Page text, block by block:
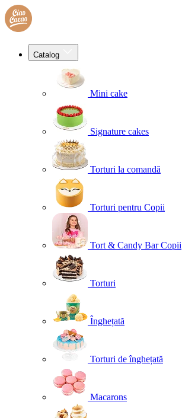
Catalog
Mini cake
Signature cakes
Torturi la comandă
Torturi pentru Copii
Tort & Candy Bar Copii
Torturi
Înghețată
Torturi de înghețată
Macarons